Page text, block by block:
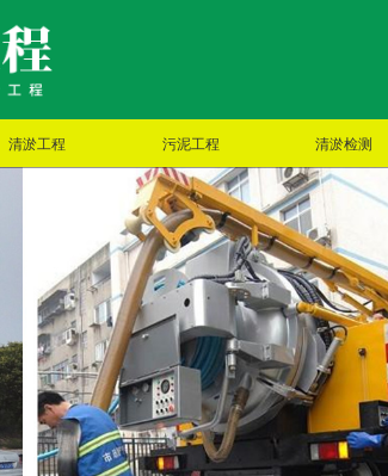
清淤工程 污泥工程 清淤检测